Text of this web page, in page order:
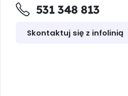
531 348 813
Skontaktuj się z infolinią